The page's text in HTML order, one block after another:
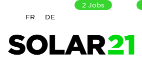
FR DE
2Jobs